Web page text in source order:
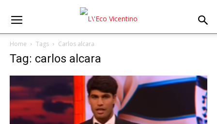
Home Tags Carlos alcara
Tag: carlos alcara